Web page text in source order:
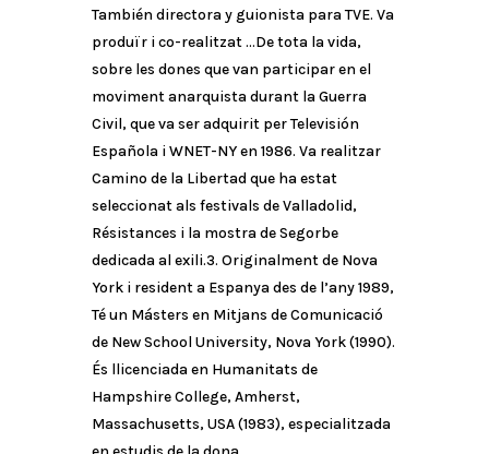
También directora y guionista para TVE. Va
produïr i co-realitzat …De tota la vida,
sobre les dones que van participar en el
moviment anarquista durant la Guerra
Civil, que va ser adquirit per Televisión
Española i WNET-NY en 1986. Va realitzar
Camino de la Libertad que ha estat
seleccionat als festivals de Valladolid,
Résistances i la mostra de Segorbe
dedicada al exili.3. Originalment de Nova
York i resident a Espanya des de l’any 1989,
Té un Másters en Mitjans de Comunicació
de New School University, Nova York (1990).
És llicenciada en Humanitats de
Hampshire College, Amherst,
Massachusetts, USA (1983), especialitzada